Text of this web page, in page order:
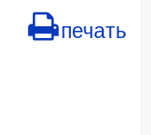
печать